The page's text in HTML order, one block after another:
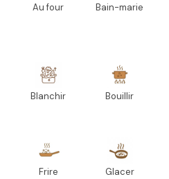
Au four Bain-marie
Blanchir Bouillir
Frire Glacer